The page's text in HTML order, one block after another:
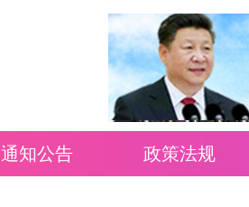
通知公告 政策法规